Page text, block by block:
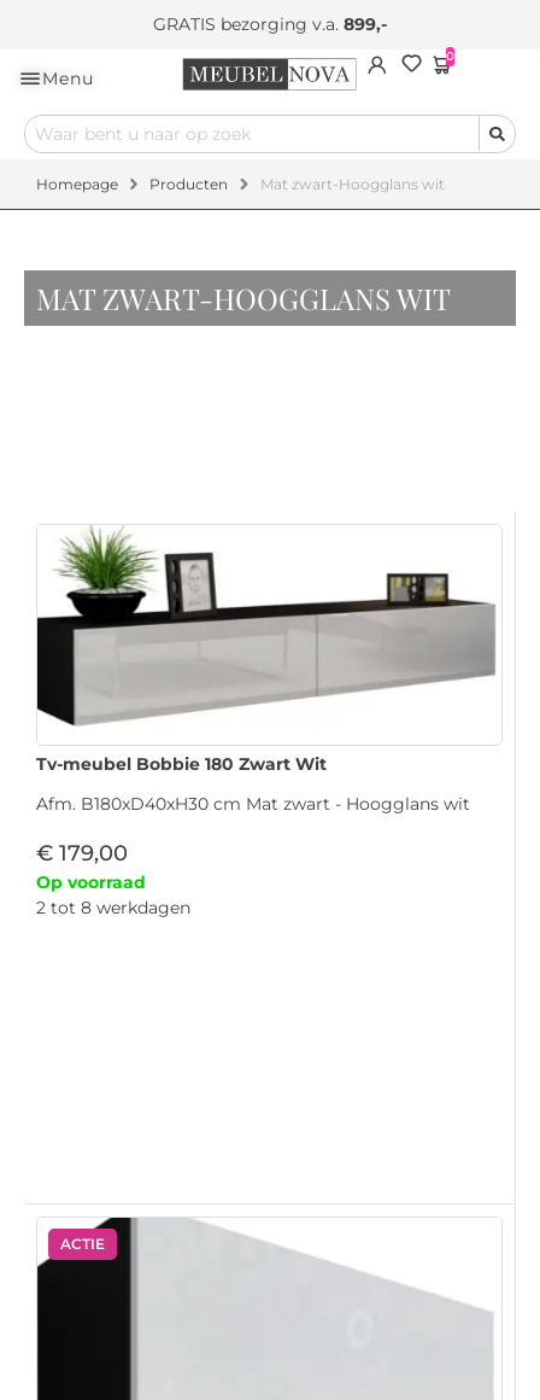
GRATIS bezorging v.a. 899,-
Menu
0
Homepage Producten Mat zwart-Hoogglans wit
MAT ZWART-HOOGGLANS WIT
Tv-meubel Bobbie 180 Zwart Wit
Afm. B180xD40xH30 cm Mat zwart - Hoogglans wit
€ 179,00
Op voorraad
2 tot 8 werkdagen
ACTIE